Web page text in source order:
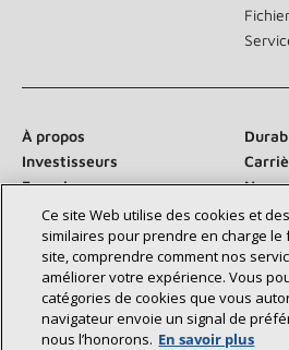
À propos
Investisseurs
Fournisseurs
Nous
Salle de presse
Communiquez avec nous :
Ce site Web utilise des cookies et
similaires pour prendre en charge le
site, comprendre comment nos
améliorer votre expérience. Vous
catégories de cookies que vous
navigateur envoie un signal de
nous l’honorons. En savoir plus